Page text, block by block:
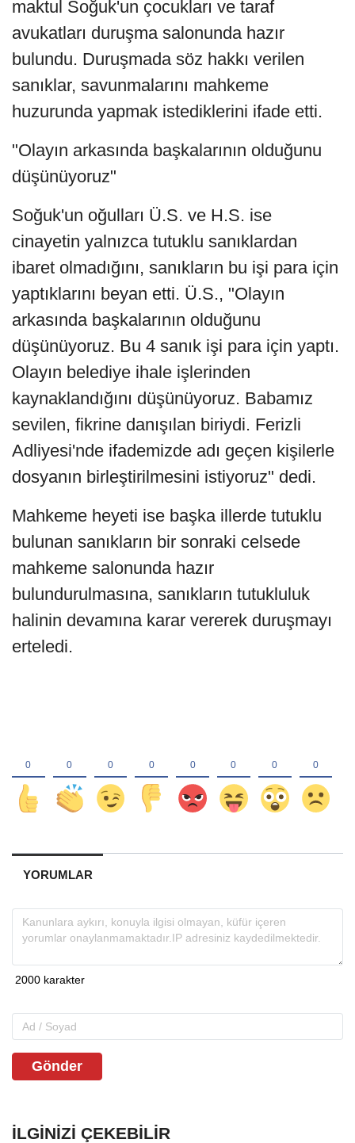
maktul Soğuk'un çocukları ve taraf
avukatları duruşma salonunda hazır
bulundu. Duruşmada söz hakkı verilen
sanıklar, savunmalarını mahkeme
huzurunda yapmak istediklerini ifade etti.
"Olayın arkasında başkalarının olduğunu
düşünüyoruz"
Soğuk'un oğulları Ü.S. ve H.S. ise
cinayetin yalnızca tutuklu sanıklardan
ibaret olmadığını, sanıkların bu işi para için
yaptıklarını beyan etti. Ü.S., "Olayın
arkasında başkalarının olduğunu
düşünüyoruz. Bu 4 sanık işi para için yaptı.
Olayın belediye ihale işlerinden
kaynaklandığını düşünüyoruz. Babamız
sevilen, fikrine danışılan biriydi. Ferizli
Adliyesi'nde ifademizde adı geçen kişilerle
dosyanın birleştirilmesini istiyoruz" dedi.
Mahkeme heyeti ise başka illerde tutuklu
bulunan sanıkların bir sonraki celsede
mahkeme salonunda hazır
bulundurulmasına, sanıkların tutukluluk
halinin devamına karar vererek duruşmayı
erteledi.
YORUMLAR
Gönder
İLGINIZI ÇEKEBILIR